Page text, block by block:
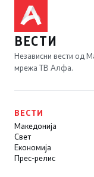
ВЕСТИ
Независни вести од
мрежа ТВ Алфа.
ВЕСТИ
Македонија
Свет
Економија
Прес-релис